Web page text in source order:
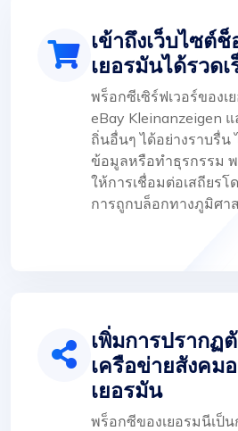
เข้าถึงเว็บไซต์
เยอรมันได้รวดเ
พร็อกซีเซิร์ฟเวอร์ของเ
eBay Kleinanzeigen
ถิ่นอื่นๆ ได้อย่างราบรื่
ข้อมูลหรือทำธุรกรรม
ให้การเชื่อมต่อเสถียรโ
การถูกบล็อกทางภูมิศา
เพิ่มการปราก
เครือข่ายสังคม
เยอรมัน
พร็อกซีของเยอรมนีเป็